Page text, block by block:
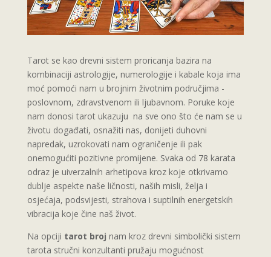
Tarot se kao drevni sistem proricanja bazira na
kombinaciji astrologije, numerologije i kabale koja ima
moć pomoći nam u brojnim životnim područjima -
poslovnom, zdravstvenom ili ljubavnom. Poruke koje
nam donosi tarot ukazuju na sve ono što će nam se u
životu događati, osnažiti nas, donijeti duhovni
napredak, uzrokovati nam ograničenje ili pak
onemogućiti pozitivne promijene. Svaka od 78 karata
odraz je uiverzalnih arhetipova kroz koje otkrivamo
dublje aspekte naše ličnosti, naših misli, želja i
osjećaja, podsvijesti, strahova i suptilnih energetskih
vibracija koje čine naš život.
Na opciji tarot broj nam kroz drevni simbolički sistem
tarota stručni konzultanti pružaju mogućnost